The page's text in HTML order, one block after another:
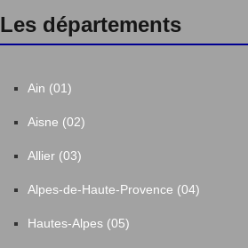
Les départements
Ain (01)
Aisne (02)
Allier (03)
Alpes-de-Haute-Provence (04)
Hautes-Alpes (05)